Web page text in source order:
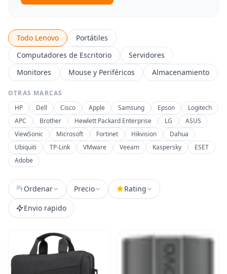
Todo Lenovo
Portátiles
Computadores de Escritorio
Servidores
Monitores
Mouse y Periféricos Almacenamiento
OTRAS MARCAS
HP
Dell Cisco Apple Samsung Epson
Logitech
APC
Brother Hewlett Packard Enterprise LG
ASUS
ViewSonic
Microsoft Fortinet Hikvision
Dahua
Ubiquiti
TP-Link VMware Veeam Kaspersky
ESET
Adobe
Ordenar Precio
Rating
Envio rapido